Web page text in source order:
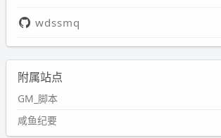
wdssmq
附属站点
GM_脚本
咸鱼纪要